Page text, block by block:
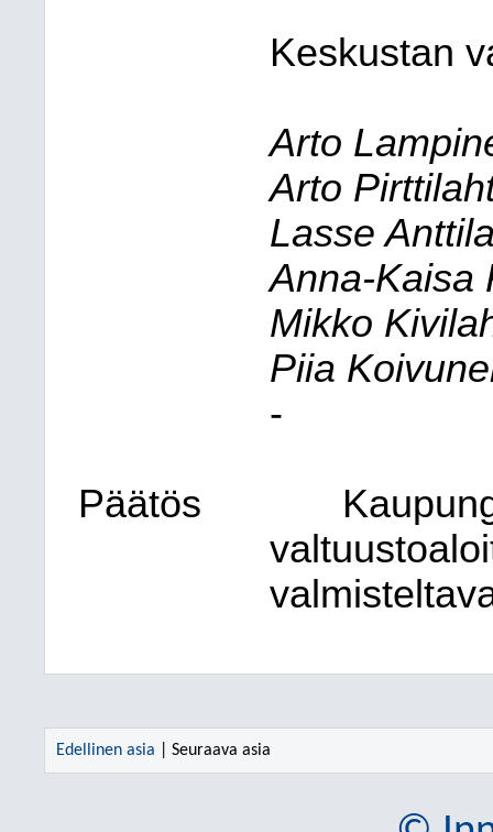
Keskustan
Arto
Arto
Lasse
Anna-Kaisa
Mikko
Piia
-
Päätös
Edellinen asia | Seuraava asia